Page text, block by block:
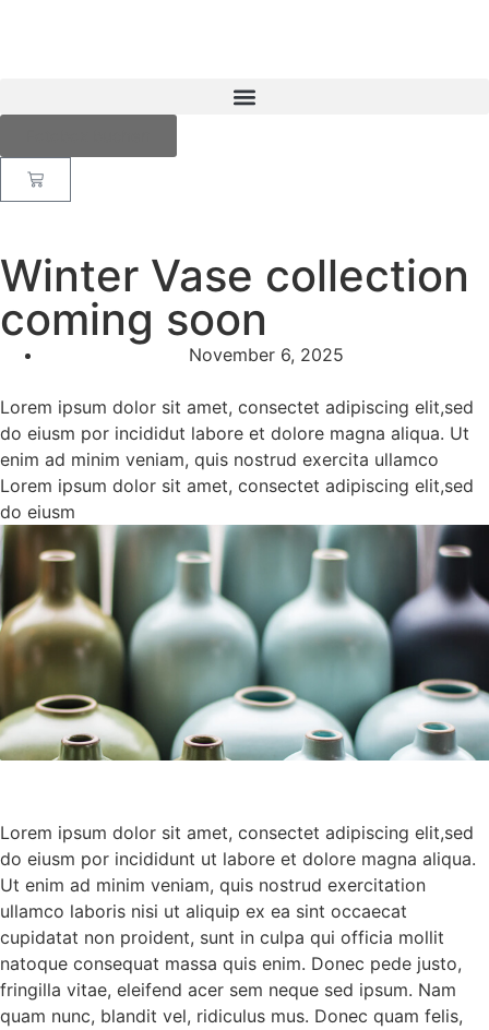
Winter Vase collection
coming soon
November 6, 2025
Lorem ipsum dolor sit amet, consectet adipiscing elit,sed
do eiusm por incididut labore et dolore magna aliqua. Ut
enim ad minim veniam, quis nostrud exercita ullamco
Lorem ipsum dolor sit amet, consectet adipiscing elit,sed
do eiusm
Lorem ipsum dolor sit amet, consectet adipiscing elit,sed
do eiusm por incididunt ut labore et dolore magna aliqua.
Ut enim ad minim veniam, quis nostrud exercitation
ullamco laboris nisi ut aliquip ex ea sint occaecat
cupidatat non proident, sunt in culpa qui officia mollit
natoque consequat massa quis enim. Donec pede justo,
fringilla vitae, eleifend acer sem neque sed ipsum. Nam
quam nunc, blandit vel, ridiculus mus. Donec quam felis,